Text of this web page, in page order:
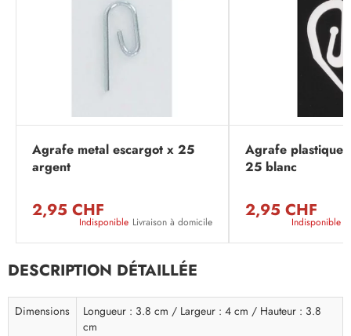
Agrafe metal escargot x 25
argent
2,95 CHF
Indisponible Livraison à domicile
Agrafe plastique
25 blanc
2,95 CHF
Indisponible
DESCRIPTION DÉTAILLÉE
Dimensions
Longueur : 3.8 cm / Largeur : 4 cm / Hauteur : 3.8
cm